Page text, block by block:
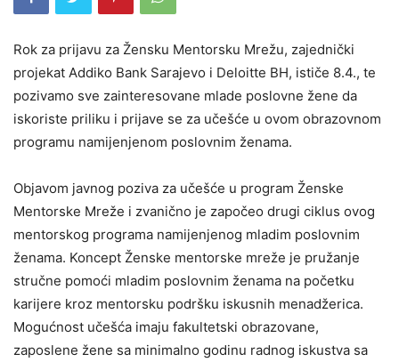
Rok za prijavu za Žensku Mentorsku Mrežu, zajednički
projekat Addiko Bank Sarajevo i Deloitte BH, ističe 8.4., te
pozivamo sve zainteresovane mlade poslovne žene da
iskoriste priliku i prijave se za učešće u ovom obrazovnom
programu namijenjenom poslovnim ženama.
Objavom javnog poziva za učešće u program Ženske
Mentorske Mreže i zvanično je započeo drugi ciklus ovog
mentorskog programa namijenjenog mladim poslovnim
ženama. Koncept Ženske mentorske mreže je pružanje
stručne pomoći mladim poslovnim ženama na početku
karijere kroz mentorsku podršku iskusnih menadžerica.
Mogućnost učešća imaju fakultetski obrazovane,
zaposlene žene sa minimalno godinu radnog iskustva sa